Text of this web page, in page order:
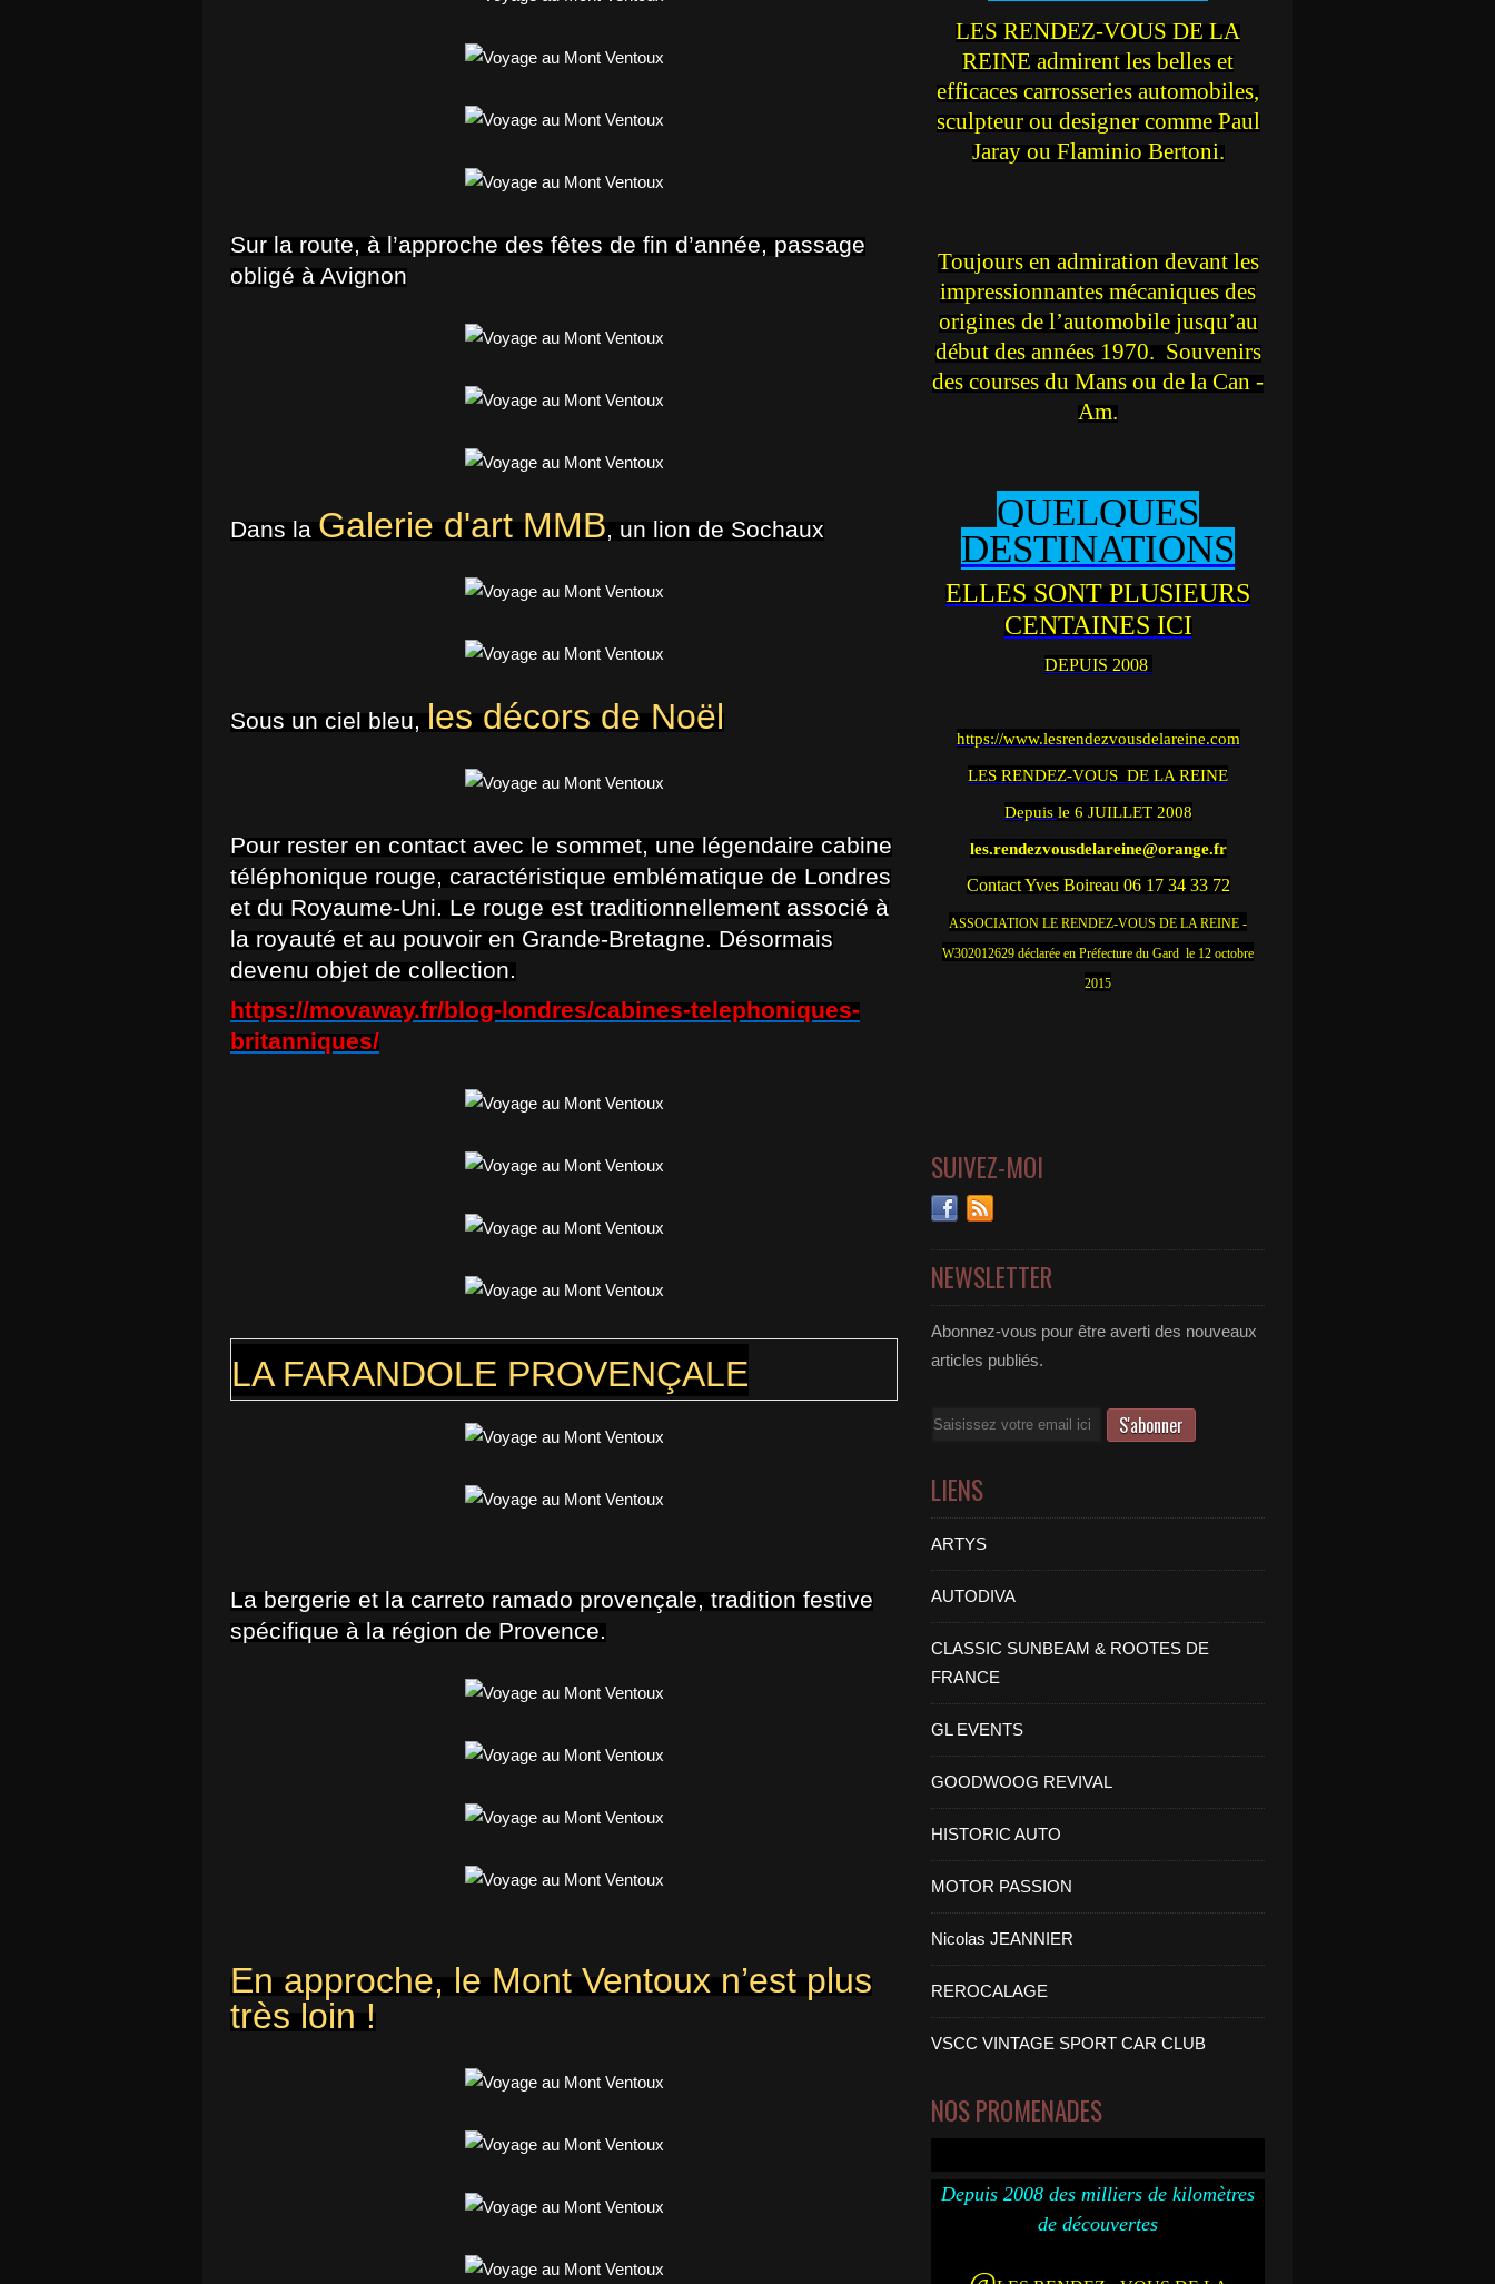
Sur la route, à l’approche des fêtes de fin d’année, passage
obligé à Avignon
Dans la Galerie d'art MMB, un lion de Sochaux
Sous un ciel bleu, les décors de Noël
Pour rester en contact avec le sommet, une légendaire cabine
téléphonique rouge, caractéristique emblématique de Londres
et du Royaume-Uni. Le rouge est traditionnellement associé à
la royauté et au pouvoir en Grande-Bretagne. Désormais
devenu objet de collection.
https://movaway.fr/blog-londres/cabines-telephoniques-
britanniques/
LA FARANDOLE PROVENÇALE
La bergerie et la carreto ramado provençale, tradition festive
spécifique à la région de Provence.
En approche, le Mont Ventoux n’est plus
très loin !
LES RENDEZ-VOUS DE LA
REINE admirent les belles et
efficaces carrosseries automobiles,
sculpteur ou designer comme Paul
Jaray ou Flaminio Bertoni.
Toujours en admiration devant les
impressionnantes mécaniques des
origines de l’automobile jusqu’au
début des années 1970. Souvenirs
des courses du Mans ou de la Can -
Am.
QUELQUES
DESTINATIONS
ELLES SONT PLUSIEURS
CENTAINES ICI
DEPUIS 2008
https://www.lesrendezvousdelareine.com
LES RENDEZ-VOUS DE LA REINE
Depuis le 6 JUILLET 2008
les.rendezvousdelareine@orange.fr
Contact Yves Boireau 06 17 34 33 72
ASSOCIATION LE RENDEZ-VOUS DE LA REINE -
W302012629 déclarée en Préfecture du Gard le 12 octobre
2015
SUIVEZ-MOI
NEWSLETTER
Abonnez-vous pour être averti des nouveaux
articles publiés.
Email
LIENS
ARTYS
AUTODIVA
CLASSIC SUNBEAM & ROOTES DE
FRANCE
GL EVENTS
GOODWOOG REVIVAL
HISTORIC AUTO
MOTOR PASSION
Nicolas JEANNIER
REROCALAGE
VSCC VINTAGE SPORT CAR CLUB
NOS PROMENADES
Depuis 2008 des milliers de kilomètres
de découvertes